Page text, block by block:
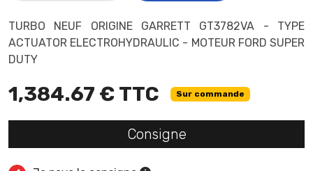
TURBO NEUF ORIGINE GARRETT GT3782VA - TYPE
ACTUATOR ELECTROHYDRAULIC - MOTEUR FORD SUPER
DUTY
1,384.67 € TTC Sur commande
Consigne